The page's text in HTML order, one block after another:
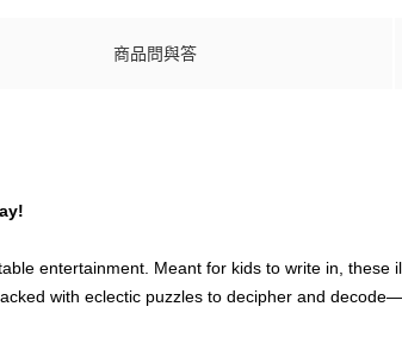
商品問與答
entertainment. Meant for kids to write in, these
with eclectic puzzles to decipher and